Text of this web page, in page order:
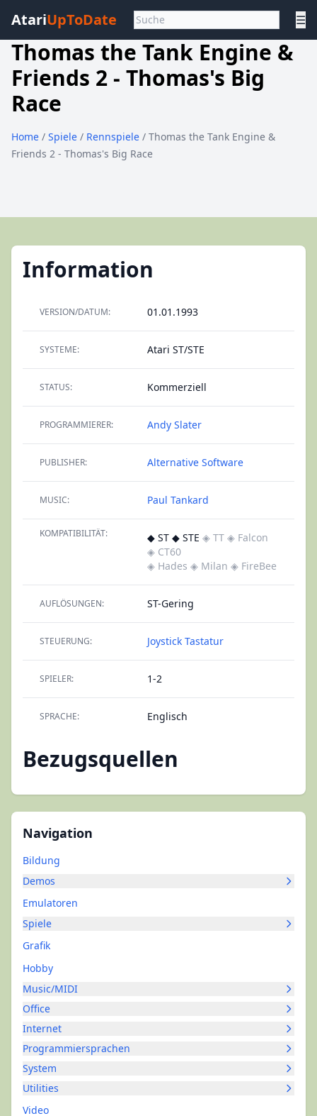
AtariUpToDate ☰
Thomas the Tank Engine &
Friends 2 - Thomas's Big
Race
Home / Spiele / Rennspiele / Thomas the Tank Engine &
Friends 2 - Thomas's Big Race
Navigation
Bildung
Demos
Emulatoren
Spiele
Grafik
Hobby
Music/MIDI
Office
Internet
Programmiersprachen
System
Utilities
Video
Information
VERSION/DATUM: 01.01.1993
SYSTEME: Atari ST/STE
STATUS: Kommerziell
PROGRAMMIERER: Andy Slater
PUBLISHER: Alternative Software
MUSIC: Paul Tankard
KOMPATIBILITÄT: ◆ ST ◆ STE ◈ TT ◈ Falcon
◈ CT60
◈ Hades ◈ Milan ◈ FireBee
AUFLÖSUNGEN: ST-Gering
STEUERUNG: Joystick Tastatur
SPIELER: 1-2
SPRACHE: Englisch
Bezugsquellen